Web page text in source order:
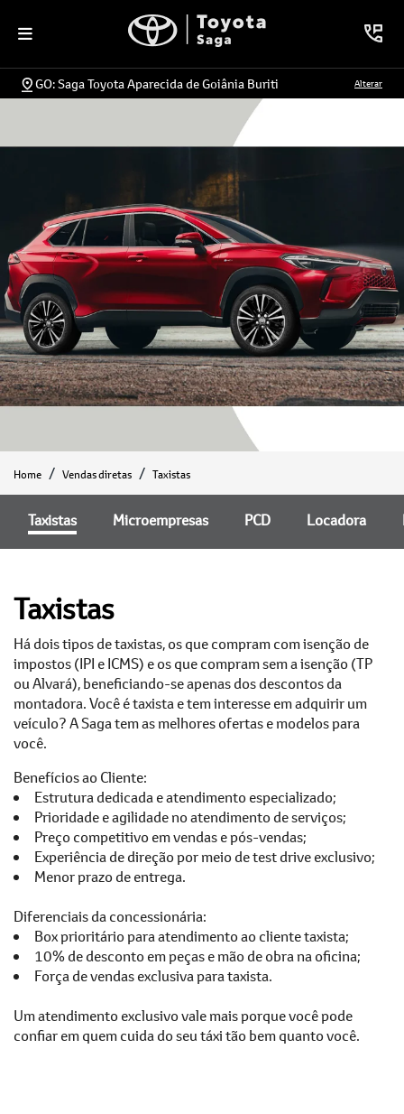
GO: Saga Toyota Aparecida de Goiânia Buriti Alterar
Home Vendas diretas Taxistas
Microempresas PCD Locadora
Taxistas
Taxistas
Há dois tipos de taxistas, os que compram com isenção de
impostos (IPI e ICMS) e os que compram sem a isenção (TP
ou Alvará), beneficiando-se apenas dos descontos da
montadora. Você é taxista e tem interesse em adquirir um
veículo? A Saga tem as melhores ofertas e modelos para
você.
Benefícios ao Cliente:
Estrutura dedicada e atendimento especializado;
Prioridade e agilidade no atendimento de serviços;
Preço competitivo em vendas e pós-vendas;
Experiência de direção por meio de test drive exclusivo;
Menor prazo de entrega.
Diferenciais da concessionária:
Box prioritário para atendimento ao cliente taxista;
10% de desconto em peças e mão de obra na oficina;
Força de vendas exclusiva para taxista.
Um atendimento exclusivo vale mais porque você pode
confiar em quem cuida do seu táxi tão bem quanto você.